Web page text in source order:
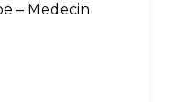
– Medecin